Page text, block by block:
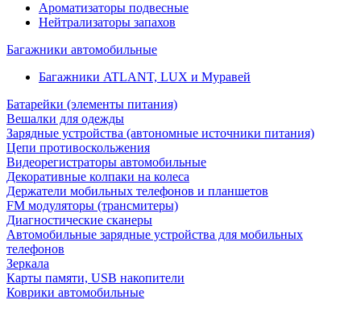
Ароматизаторы подвесные
Нейтрализаторы запахов
Багажники автомобильные
Багажники ATLANT, LUX и Муравей
Батарейки (элементы питания)
Вешалки для одежды
Зарядные устройства (автономные источники питания)
Цепи противоскольжения
Видеорегистраторы автомобильные
Декоративные колпаки на колеса
Держатели мобильных телефонов и планшетов
FM модуляторы (трансмитеры)
Диагностические сканеры
Автомобильные зарядные устройства для мобильных
телефонов
Зеркала
Карты памяти, USB накопители
Коврики автомобильные